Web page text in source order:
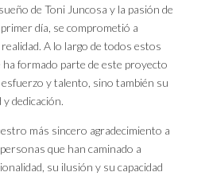
de Toni Juncosa y la pasión de
día, se comprometió a
A lo largo de todos estos
ha formado parte de este proyecto
y talento, sino también su
dedicación.
más sincero agradecimiento a
que han caminado a
su ilusión y su capacidad